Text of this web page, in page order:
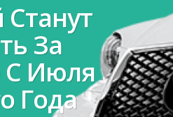
За
С Июля
Года